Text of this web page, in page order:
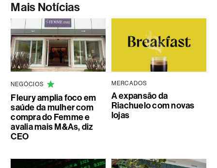
Mais Notícias
NEGÓCIOS
Fleury amplia foco em
saúde da mulher com
compra do Femme e
avalia mais M&As, diz
CEO
MERCADOS
A expansão da
Riachuelo com novas
lojas